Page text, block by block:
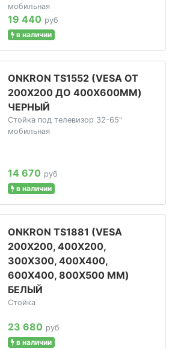
мобильная
19 440 руб
в наличии
ONKRON TS1552 (VESA ОТ
200Х200 ДО 400Х600ММ)
ЧЕРНЫЙ
Стойка под телевизор 32-65"
мобильная
14 670 руб
в наличии
ONKRON TS1881 (VESA
200X200, 400X200,
300X300, 400X400,
600X400, 800X500 ММ)
БЕЛЫЙ
Стойка
23 680 руб
в наличии